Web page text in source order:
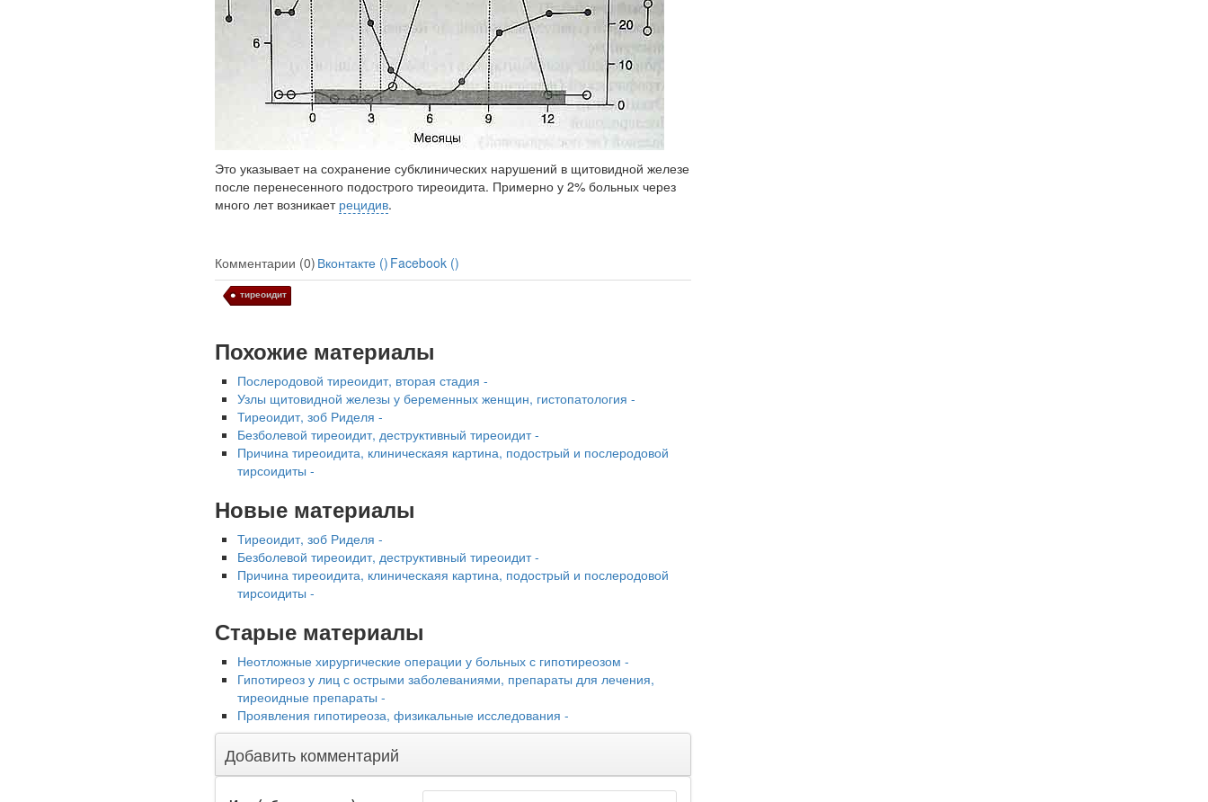
Это указывает на сохранение суб­клинических нарушений в щитовидной железе
после перенесенного подострого ти­реоидита. Примерно у 2% больных через
много лет возникает рецидив.
Комментарии (0) Вконтакте () Facebook ()
тиреоидит
Похожие материалы
Послеродовой тиреоидит, вторая стадия -
Узлы щитовидной железы у беременных женщин, гистопатология -
Тиреоидит, зоб Риделя -
Безболевой тиреоидит, деструктивный тиреоидит -
Причина тиреоидита, клиническаяя картина, подострый и послеродовой
тирсоидиты -
Новые материалы
Тиреоидит, зоб Риделя -
Безболевой тиреоидит, деструктивный тиреоидит -
Причина тиреоидита, клиническаяя картина, подострый и послеродовой
тирсоидиты -
Старые материалы
Неотложные хирургические операции у больных с гипотиреозом -
Гипотиреоз у лиц с острыми заболеваниями, препараты для лечения,
тиреоидные препараты -
Проявления гипотиреоза, физикальные исследования -
Добавить комментарий